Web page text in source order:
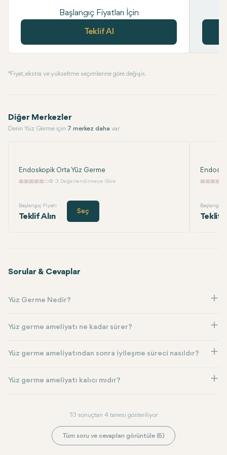
Başlangıç Fiyatları İçin
Teklif Al
* Fiyat, ekstra ve yükseltme seçimlerine göre değişir.
Diğer Merkezler
Derin Yüz Germe için 7 merkez daha var
Endoskopik Orta Yüz Germe
0 0 Değerlendirmeye Göre
Başlangıç Fiyatı
Teklif Alın
Seç
Başlangıç
Teklif
Sorular & Cevaplar
Yüz Germe Nedir?
Yüz germe ameliyatı ne kadar sürer?
Yüz germe ameliyatından sonra iyileşme süreci nasıldır?
Yüz germe ameliyatı kalıcı mıdır?
10 sonuçtan 4 tanesi gösteriliyor
Tüm soru ve cevapları görüntüle (6)